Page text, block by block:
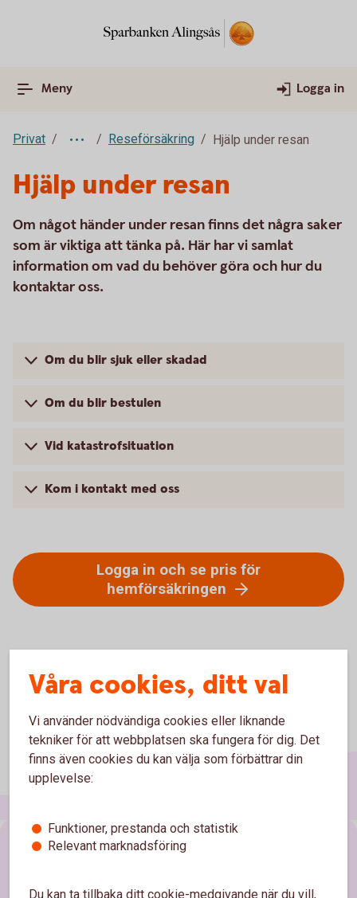
Meny Logga in
Privat Reseförsäkring Hjälp under resan
Hjälp under resan
Om något händer under resan finns det några saker
som är viktiga att tänka på. Här har vi samlat
information om vad du behöver göra och hur du
kontaktar oss.
Om du blir sjuk eller skadad
Om du blir bestulen
Vid katastrofsituation
Kom i kontakt med oss
Logga in och se pris för
hemförsäkringen
Våra cookies, ditt val
Vi använder nödvändiga cookies eller liknande
tekniker för att webbplatsen ska fungera för dig. Det
finns även cookies du kan välja som förbättrar din
upplevelse:
Funktioner, prestanda och statistik
Relevant marknadsföring
Du kan ta tillbaka ditt cookie-medgivande när du vill,
Sidfot
Hitta snabbt
Kontakta oss